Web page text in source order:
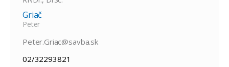
Griač
Peter
Peter.Griac@savba.sk
02/32293821